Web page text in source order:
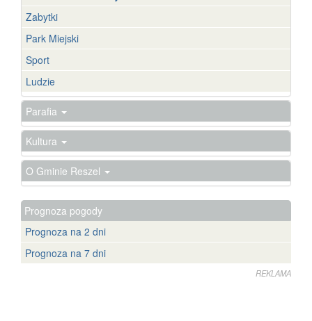
Zabytki
Park Miejski
Sport
Ludzie
Parafia
Kultura
O Gminie Reszel
Prognoza pogody
Prognoza na 2 dni
Prognoza na 7 dni
REKLAMA